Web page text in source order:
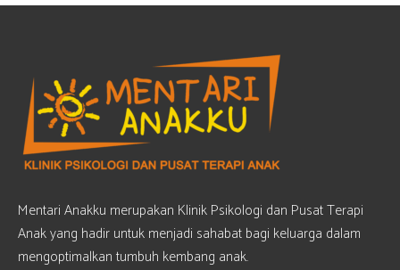
Mentari Anakku merupakan Klinik Psikologi dan Pusat Terapi
Anak yang hadir untuk menjadi sahabat bagi keluarga dalam
mengoptimalkan tumbuh kembang anak.